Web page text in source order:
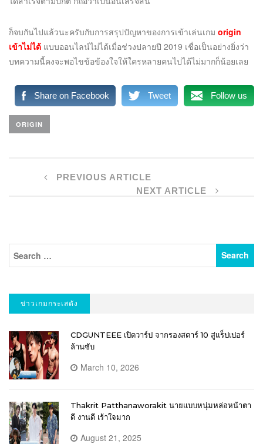
ก็จบกันไปแล้วนะครับกับการสรุปปัญหาของการเข้าเล่นเกม origin
เข้าไม่ได้ แบบออนไลน์ไม่ได้เมื่อช่วงปลายปี 2019 เชื่อเป็นอย่างยิ่งว่า
บทความนี้คงจะพอไขข้อข้องใจให้ใครหลายคนไปได้ไม่มากก็น้อยเลย
Share on Facebook Tweet Follow us
ORIGIN
PREVIOUS ARTICLE
NEXT ARTICLE
ข่าวเกมกระเสดัง
CDGUNTEEE เปิดวาร์ป จากรองสตาร์ 10 สู่แร็ปเปอร์
ล้านซับ
March 10, 2026
Thakrit Patthanaworakit นายแบบหนุ่มหล่อหน้าตา
ดี งานดี เร้าใจมาก
August 21, 2025